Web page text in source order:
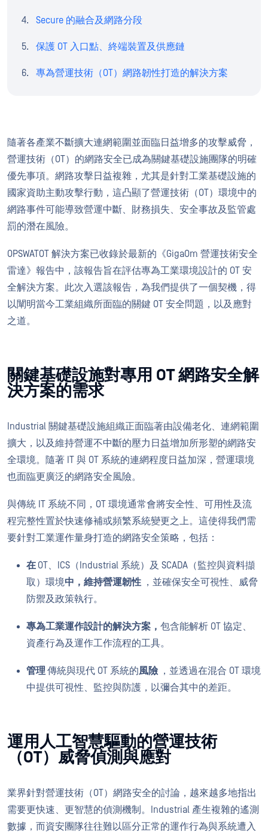
Secure 的融合及網路分段
保護 OT 入口點、終端裝置及供應鏈
專為營運技術（OT）網路韌性打造的解決方案
隨著各產業不斷擴大連網範圍並面臨日益增多的攻擊威脅，
營運技術（OT）的網路安全已成為關鍵基礎設施團隊的明確
優先事項。網路攻擊日益複雜，尤其是針對工業基礎設施的
國家資助主動攻擊行動，這凸顯了營運技術（OT）環境中的
網路事件可能導致營運中斷、財務損失、安全事故及監管處
罰的潛在風險。
OPSWATOT 解決方案已收錄於最新的《GigaOm 營運技術安全
雷達》報告中，該報告旨在評估專為工業環境設計的 OT 安
全解決方案。此次入選該報告，為我們提供了一個契機，得
以闡明當今工業組織所面臨的關鍵 OT 安全問題，以及應對
之道。
關鍵基礎設施對專用 OT 網路安全解
決方案的需求
Industrial 關鍵基礎設施組織正面臨著由設備老化、連網範圍
擴大，以及維持營運不中斷的壓力日益增加所形塑的網路安
全環境。隨著 IT 與 OT 系統的連網程度日益加深，營運環境
也面臨更廣泛的網路安全風險。
與傳統 IT 系統不同，OT 環境通常會將安全性、可用性及流
程完整性置於快速修補或頻繁系統變更之上。這使得我們需
要針對工業運作量身打造的網路安全策略，包括：
在 OT、ICS（Industrial 系統）及 SCADA（監控與資料擷
取）環境中，維持營運韌性 ，並確保安全可視性、威脅
防禦及政策執行。
專為工業運作設計的解決方案， 包含能解析 OT 協定、
資產行為及運作工作流程的工具。
管理 傳統與現代 OT 系統的風險 ，並透過在混合 OT 環境
中提供可視性、監控與防護，以彌合其中的差距。
運用人工智慧驅動的營運技術
（OT）威脅偵測與應對
業界針對營運技術（OT）網路安全的討論，越來越多地指出
需要更快速、更智慧的偵測機制。Industrial 產生複雜的遙測
數據，而資安團隊往往難以區分正常的運作行為與系統遭入